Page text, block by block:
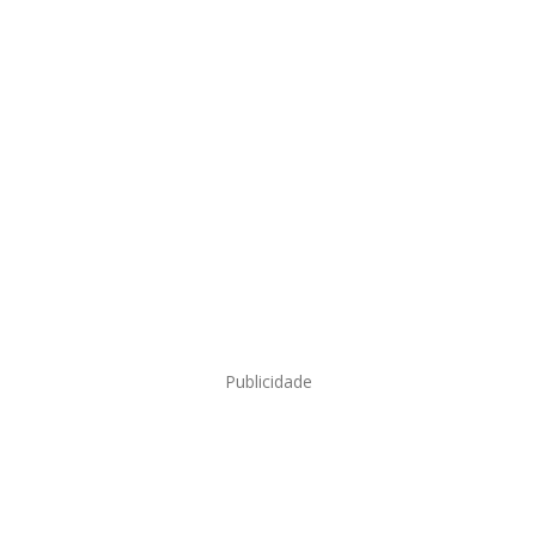
Publicidade